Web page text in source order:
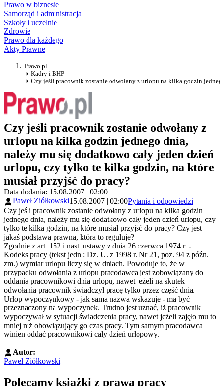
Prawo w biznesie
Samorząd i administracja
Szkoły i uczelnie
Zdrowie
Prawo dla każdego
Akty Prawne
Prawo.pl
Kadry i BHP
Czy jeśli pracownik zostanie odwołany z urlopu na kilka godzin
Czy jeśli pracownik zostanie odwołany z
urlopu na kilka godzin jednego dnia,
należy mu się dodatkowo cały jeden dzień
urlopu, czy tylko te kilka godzin, na które
musiał przyjść do pracy?
Data dodania: 15.08.2007 | 02:00
Paweł Ziółkowski15.08.2007 | 02:00Pytania i odpowiedzi
Czy jeśli pracownik zostanie odwołany z urlopu na kilka godzin
jednego dnia, należy mu się dodatkowo cały jeden dzień urlopu, czy
tylko te kilka godzin, na które musiał przyjść do pracy? Czy jest
jakaś podstawa prawna, która to reguluje?
Zgodnie z art. 152 i nast. ustawy z dnia 26 czerwca 1974 r. -
Kodeks pracy (tekst jedn.: Dz. U. z 1998 r. Nr 21, poz. 94 z późn.
zm.) wymiar urlopu liczy się w dniach. Powoduje to, że w
przypadku odwołania z urlopu pracodawca jest zobowiązany do
oddania pracownikowi dnia urlopu, nawet jeżeli na skutek
odwołania pracownik świadczył pracę tylko przez część dnia.
Urlop wypoczynkowy - jak sama nazwa wskazuje - ma być
przeznaczony na wypoczynek. Trudno jest uznać, iż pracownik
wypoczywał w sytuacji świadczenia pracy, nawet jeżeli zajęło mu to
mniej niż obowiązujący go czas pracy. Tym samym pracodawca
winien oddać pracownikowi cały dzień urlopowy.
Autor:
Paweł Ziółkowski
Polecamy książki z prawa pracy